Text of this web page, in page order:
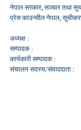
नेपाल सरकार, सञ्चार तथा
प्रेस काउन्सील नेपाल,
अध्यक्ष :
सम्पादक :
कार्यकारी सम्पादक :
संचालन सदस्य/संवाददाता :